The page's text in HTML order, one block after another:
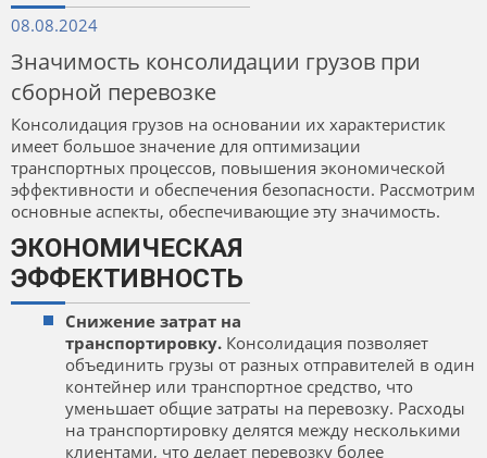
08.08.2024
Значимость консолидации грузов при
сборной перевозке
Консолидация грузов на основании их характеристик
имеет большое значение для оптимизации
транспортных процессов, повышения экономической
эффективности и обеспечения безопасности. Рассмотрим
основные аспекты, обеспечивающие эту значимость.
ЭКОНОМИЧЕСКАЯ
ЭФФЕКТИВНОСТЬ
Снижение затрат на
транспортировку. Консолидация позволяет
объединить грузы от разных отправителей в один
контейнер или транспортное средство, что
уменьшает общие затраты на перевозку. Расходы
на транспортировку делятся между несколькими
клиентами, что делает перевозку более